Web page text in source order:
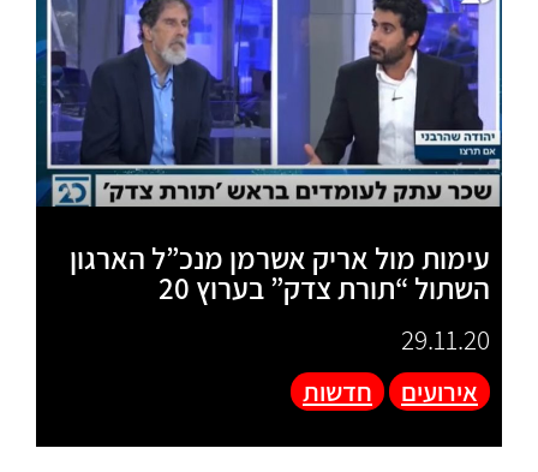
עימות מול אריק אשרמן מנכ”ל הארגון
השתול “תורת צדק” בערוץ 20
29.11.20
אירועים חדשות